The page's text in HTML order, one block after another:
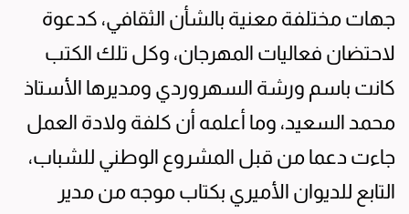
جهات مختلفة معنية بالشأن الثقافي، كدعوة
لاحتضان فعاليات المهرجان، وكل تلك الكتب
كانت باسم ورشة السهروردي ومديرها الأستاذ
محمد السعيد، وما أعلمه أن كلفة ولادة العمل
جاءت دعما من قبل المشروع الوطني للشباب،
التابع للديوان الأميري بكتاب موجه من مدير